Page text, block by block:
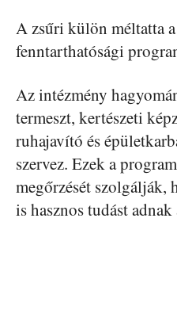
A zsűri külön méltatta
fenntarthatósági
Az intézmény
termeszt, kertészeti
ruhajavító és
szervez. Ezek a
megőrzését szolgálják,
is hasznos tudást adnak